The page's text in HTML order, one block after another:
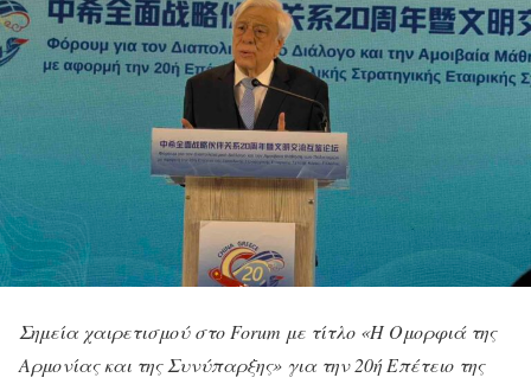
Σημεία χαιρετισμού στο Forum με τίτλο «Η Ομορφιά της
Αρμονίας και της Συνύπαρξης» για την 20ή Επέτειο της